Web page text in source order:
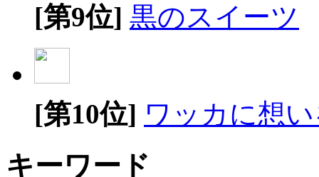
[第9位] 黒のスイーツ
[第10位] ワッカに想
キーワード